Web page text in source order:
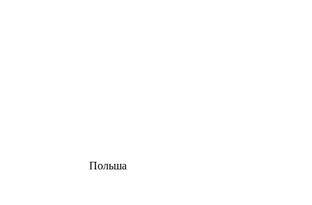
Польша